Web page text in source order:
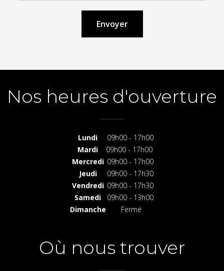
Nos heures d'ouverture
Lundi
09h00 - 17h00
Mardi
09h00 - 17h00
Mercredi 09h00 - 17h00
Jeudi
09h00 - 17h30
Vendredi 09h00 - 17h30
Samedi
09h00 - 13h00
Dimanche
Fermé
Où nous trouver